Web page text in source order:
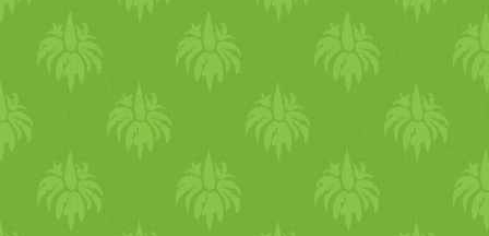
szójatejjel, majd forróra
előmelegített, és utána
lehalkított sütőben süsd fél
órán keresztül. Elkészítési